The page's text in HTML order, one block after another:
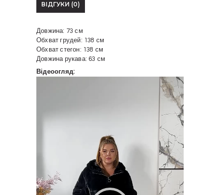
ВІДГУКИ (0)
Довжина: 73 см
Обхват грудей: 138 см
Обхват стегон: 138 см
Довжина рукава: 63 см
Відеоогляд: